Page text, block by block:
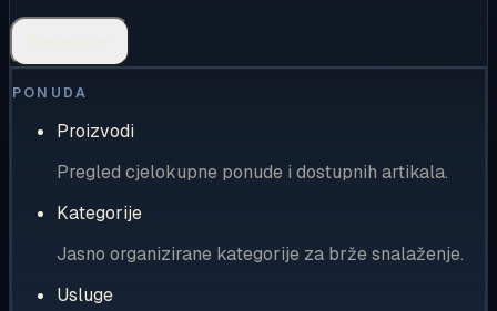
PONUDA
Proizvodi
Pregled cjelokupne ponude i dostupnih artikala.
Kategorije
Jasno organizirane kategorije za brže snalaženje.
Usluge